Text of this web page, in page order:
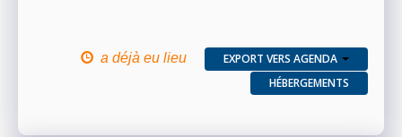
a déjà eu lieu
EXPORT VERS AGENDA
HÉBERGEMENTS